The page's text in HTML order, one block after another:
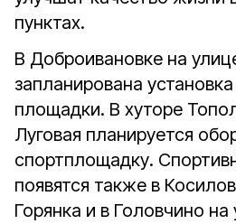
пунктах.
В Доброивановке на
запланирована
площадки. В хуторе
Луговая планируется
спортплощадку.
появятся также в
Горянка и в Головчино на